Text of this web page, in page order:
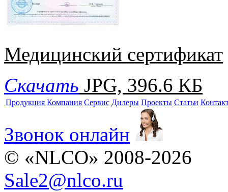
Медицинский сертификат
Скачать JPG, 396.6 КБ
Продукция Компания Сервис Дилеры Проекты Статьи
Звонок онлайн
© «NLCO» 2008-2026
Sale2@nlco.ru